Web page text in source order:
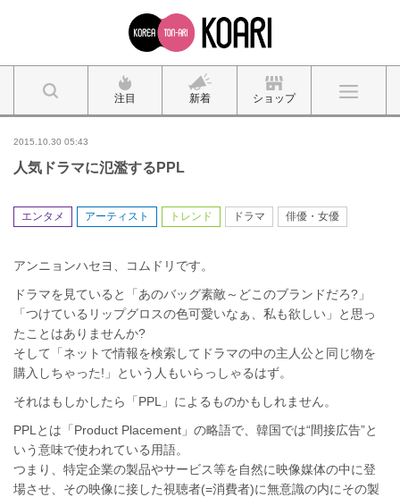
注目 新着 ショップ
2015.10.30 05:43
人気ドラマに氾濫するPPL
エンタメ アーティスト トレンド ドラマ 俳優・女優
アンニョンハセヨ、コムドリです。
ドラマを見ていると「あのバッグ素敵～どこのブランドだろ?」
「つけているリップグロスの色可愛いなぁ、私も欲しい」と思っ
たことはありませんか?
そして「ネットで情報を検索してドラマの中の主人公と同じ物を
購入しちゃった!」という人もいらっしゃるはず。
それはもしかしたら「PPL」によるものかもしれません。
PPLとは「Product Placement」の略語で、韓国では“間接広告”と
いう意味で使われている用語。
つまり、特定企業の製品やサービス等を自然に映像媒体の中に登
場させ、その映像に接した視聴者(=消費者)に無意識の内にその製